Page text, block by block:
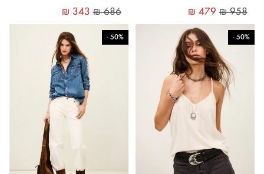
₪958
₪ 479
₪686
₪ 343
50%
-
50%
-